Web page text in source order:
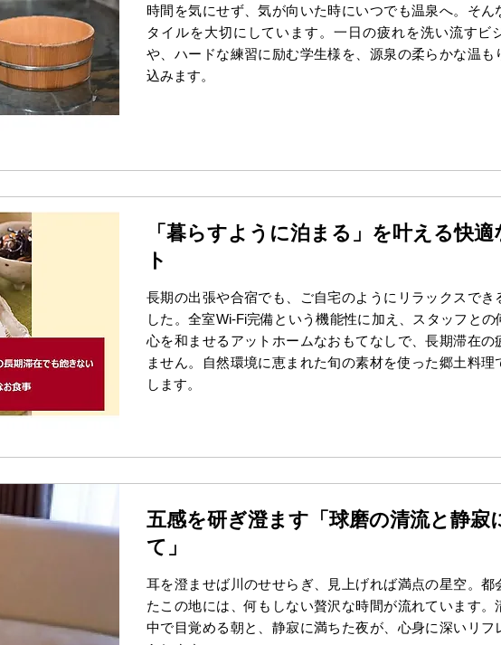
時間を気にせず、気が向いた時にいつでも温泉へ。そん
タイルを大切にしています。一日の疲れを洗い流すビ
や、ハードな練習に励む学生様を、源泉の柔らかな温も
込みます。
「暮らすように泊まる」を叶える快
ト
長期の出張や合宿でも、ご自宅のようにリラックスでき
した。全室Wi-Fi完備という機能性に加え、スタッフとの
心を和ませるアットホームなおもてなしで、長期滞在の
ません。自然環境に恵まれた旬の素材を使った郷土料理
します。
五感を研ぎ澄ます「球磨の清流と静寂
て」
耳を澄ませば川のせせらぎ、見上げれば満点の星空。都
たこの地には、何もしない贅沢な時間が流れています。
中で目覚める朝と、静寂に満ちた夜が、心身に深いリフ